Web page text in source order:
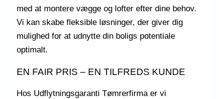
med at montere vægge og lofter efter dine behov.
Vi kan skabe fleksible løsninger, der giver dig
mulighed for at udnytte din boligs potentiale
optimalt.
EN FAIR PRIS – EN TILFREDS KUNDE
Hos Udflytningsgaranti Tømrerfirma er vi